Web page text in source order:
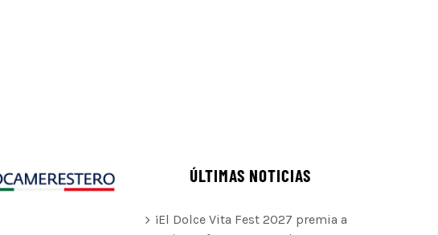
ÚLTIMAS NOTICIAS
¡El Dolce Vita Fest 2027 premia a